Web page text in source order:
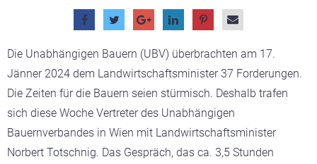
Die Unabhängigen Bauern (UBV) überbrachten am 17.
Jänner 2024 dem Landwirtschaftsminister 37 Forderungen.
Die Zeiten für die Bauern seien stürmisch. Deshalb trafen
sich diese Woche Vertreter des Unabhängigen
Bauernverbandes in Wien mit Landwirtschaftsminister
Norbert Totschnig. Das Gespräch, das ca. 3,5 Stunden